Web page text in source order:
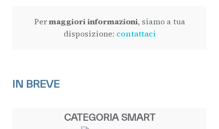
Permaggiori informazioni, siamo a tua
disposizione: contattaci
IN BREVE
CATEGORIA SMART